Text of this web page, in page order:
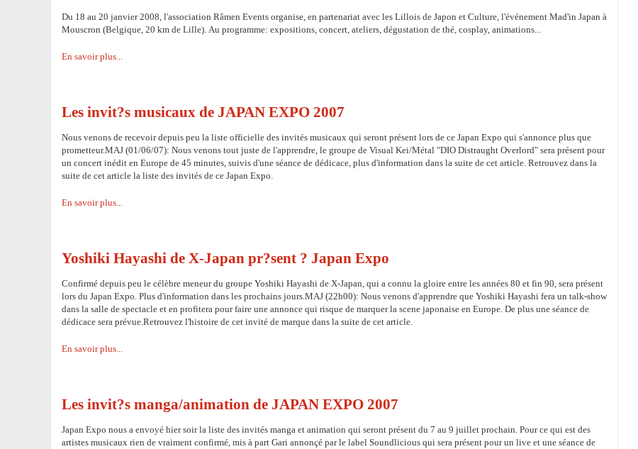
Du 18 au 20 janvier 2008, l'association Râmen Events organise, en partenariat avec les Lillois de Japon et Culture, l'événement Mad'in Japan à
Mouscron (Belgique, 20 km de Lille). Au programme: expositions, concert, ateliers, dégustation de thé, cosplay, animations...
En savoir plus...
Les invit?s musicaux de JAPAN EXPO 2007
Nous venons de recevoir depuis peu la liste officielle des invités musicaux qui seront présent lors de ce Japan Expo qui s'annonce plus que
prometteur.MAJ (01/06/07): Nous venons tout juste de l'apprendre, le groupe de Visual Kei/Métal "DIO Distraught Overlord" sera présent pour
un concert inédit en Europe de 45 minutes, suivis d'une séance de dédicace, plus d'information dans la suite de cet article. Retrouvez dans la
suite de cet article la liste des invités de ce Japan Expo.
En savoir plus...
Yoshiki Hayashi de X-Japan pr?sent ? Japan Expo
Confirmé depuis peu le célèbre meneur du groupe Yoshiki Hayashi de X-Japan, qui a connu la gloire entre les années 80 et fin 90, sera présent
lors du Japan Expo. Plus d'information dans les prochains jours.MAJ (22h00): Nous venons d'apprendre que Yoshiki Hayashi fera un talk-show
dans la salle de spectacle et en profitera pour faire une annonce qui risque de marquer la scene japonaise en Europe. De plus une séance de
dédicace sera prévue.Retrouvez l'histoire de cet invité de marque dans la suite de cet article.
En savoir plus...
Les invit?s manga/animation de JAPAN EXPO 2007
Japan Expo nous a envoyé hier soir la liste des invités manga et animation qui seront présent du 7 au 9 juillet prochain. Pour ce qui est des
artistes musicaux rien de vraiment confirmé, mis à part Gari annonçé par le label Soundlicious qui sera présent pour un live et une séance de